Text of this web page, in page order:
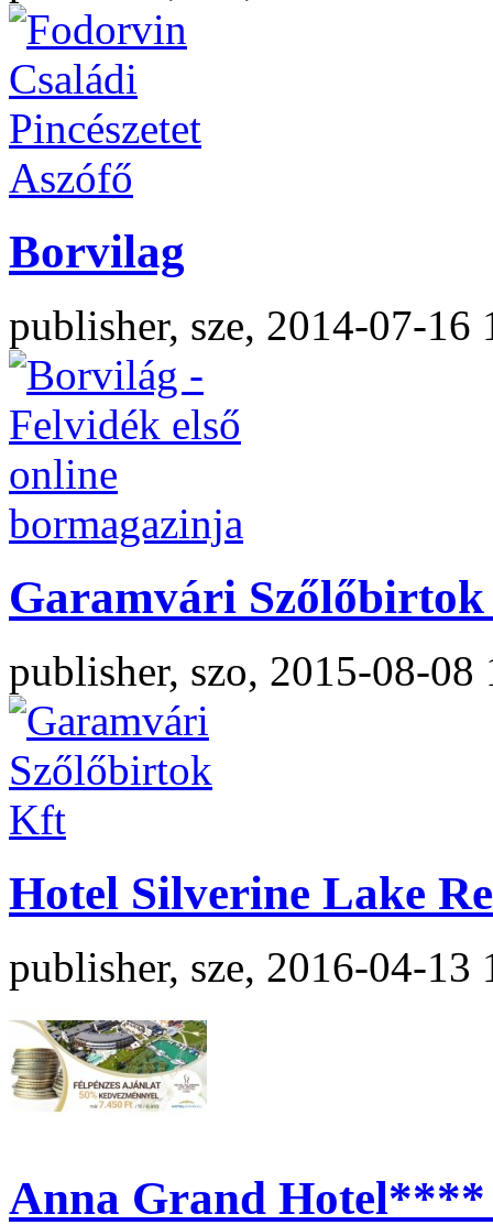
Borvilag
publisher, sze, 2014-07-16
Garamvári
publisher, szo, 2015-08-08
Hotel Silverine Lake
publisher, sze, 2016-04-13
Anna Grand